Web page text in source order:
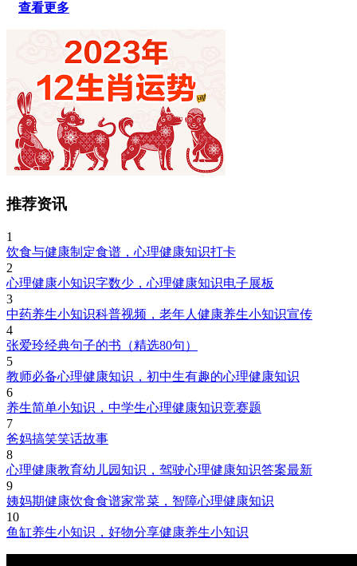
查看更多
推荐资讯
1
饮食与健康制定食谱，心理健康知识打卡
2
心理健康小知识字数少，心理健康知识电子展板
3
中药养生小知识科普视频，老年人健康养生小知识宣传
4
张爱玲经典句子的书（精选80句）
5
教师必备心理健康知识，初中生有趣的心理健康知识
6
养生简单小知识，中学生心理健康知识竞赛题
7
爸妈搞笑笑话故事
8
心理健康教育幼儿园知识，驾驶心理健康知识答案最新
9
姨妈期健康饮食食谱家常菜，智障心理健康知识
10
鱼缸养生小知识，好物分享健康养生小知识